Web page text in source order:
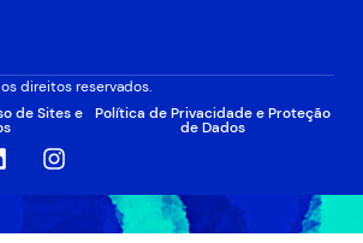
direitos reservados.
de Sites e
Política de Privacidade e Proteção
de Dados